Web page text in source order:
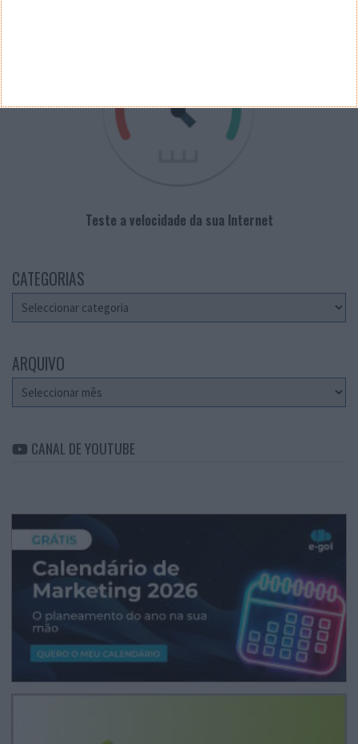
Teste a velocidade da sua Internet
CATEGORIAS
Categorias
ARQUIVO
Arquivo
CANAL DE YOUTUBE